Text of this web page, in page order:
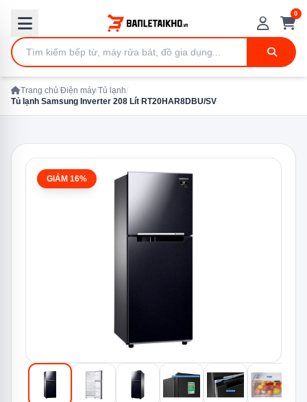
0
Trang chủ/Điện máy/Tủ lạnh/
Tủ lạnh Samsung Inverter 208 Lít RT20HAR8DBU/SV
GIẢM 16%